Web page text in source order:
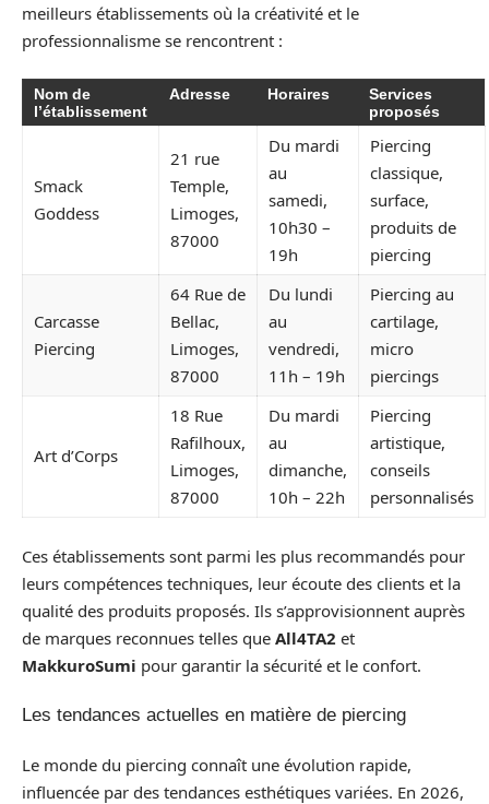
meilleurs établissements où la créativité et le
professionnalisme se rencontrent :
Nom de
l’établissement
Adresse Horaires
Services
proposés
Smack
Goddess
21 rue
Temple,
Limoges,
87000
Du mardi
au
samedi,
10h30 –
19h
Piercing
classique,
surface,
produits de
piercing
Carcasse
Piercing
64 Rue de
Bellac,
Limoges,
87000
Du lundi
au
vendredi,
11h – 19h
Piercing au
cartilage,
micro
piercings
Art d’Corps
18 Rue
Rafilhoux,
Limoges,
87000
Du mardi
au
dimanche,
10h – 22h
Piercing
artistique,
conseils
personnalisés
Ces établissements sont parmi les plus recommandés pour
leurs compétences techniques, leur écoute des clients et la
qualité des produits proposés. Ils s’approvisionnent auprès
de marques reconnues telles que All4TA2 et
MakkuroSumi pour garantir la sécurité et le confort.
Les tendances actuelles en matière de piercing
Le monde du piercing connaît une évolution rapide,
influencée par des tendances esthétiques variées. En 2026,